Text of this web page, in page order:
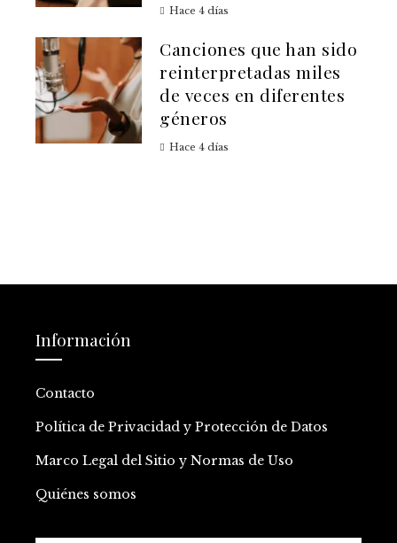
Hace 4 días
Canciones que han sido
reinterpretadas miles
de veces en diferentes
géneros
Hace 4 días
Información
Contacto
Política de Privacidad y Protección de Datos
Marco Legal del Sitio y Normas de Uso
Quiénes somos